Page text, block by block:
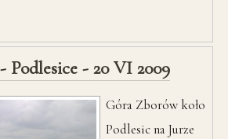
Podlesice - 20 VI 2009
Góra Zborów koło
Podlesic na Jurze